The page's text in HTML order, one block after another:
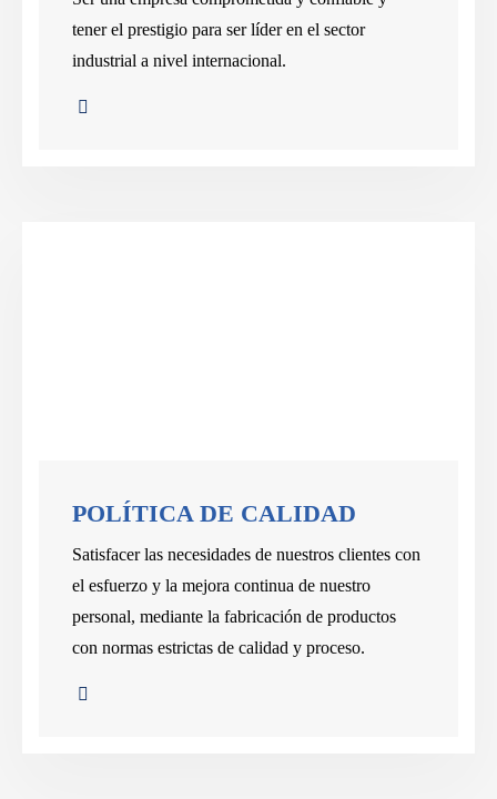
tener el prestigio para ser líder en el sector
industrial a nivel internacional.
POLÍTICA DE CALIDAD
Satisfacer las necesidades de nuestros clientes con
el esfuerzo y la mejora continua de nuestro
personal, mediante la fabricación de productos
con normas estrictas de calidad y proceso.